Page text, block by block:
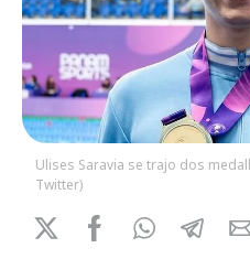
Ulises Saravia se trajo dos
Twitter)